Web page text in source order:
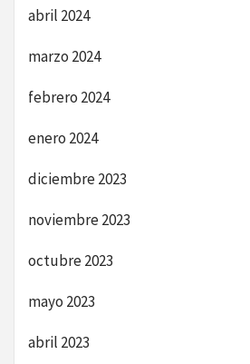
abril 2024
marzo 2024
febrero 2024
enero 2024
diciembre 2023
noviembre 2023
octubre 2023
mayo 2023
abril 2023